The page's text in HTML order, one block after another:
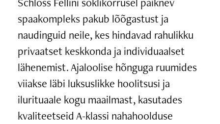
spaakompleks pakub lõõgastust ja
naudinguid neile, kes hindavad rahulikku
privaatset keskkonda ja individuaalset
lähenemist. Ajaloolise hõnguga ruumides
viiakse läbi luksuslikke hoolitsusi ja
ilurituaale kogu maailmast, kasutades
kvaliteetseid A-klassi nahahoolduse